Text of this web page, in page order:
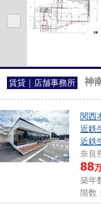
賃貸｜店舗事務所 神
関西
近鉄
近鉄
奈良
88
築年
階数